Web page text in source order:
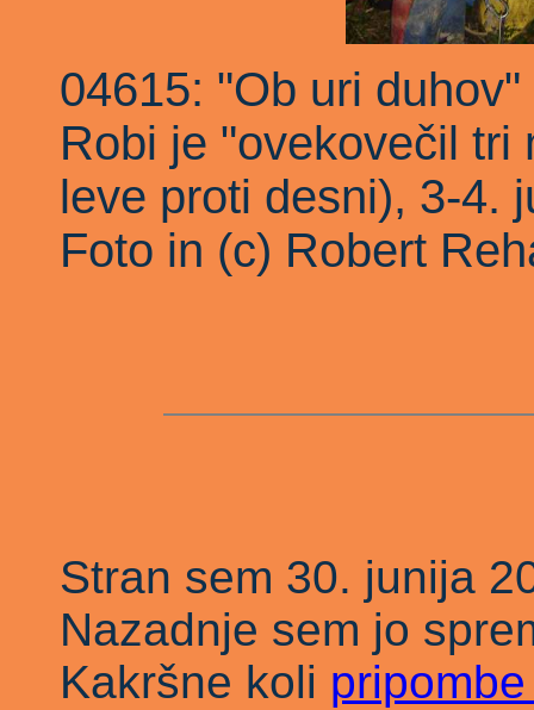
04615: "Ob uri
Robi je "ovekovečil tri
leve proti desni), 3-4.
Foto in (c) Robert
Stran sem 30. junija
Nazadnje sem jo
Kakršne koli